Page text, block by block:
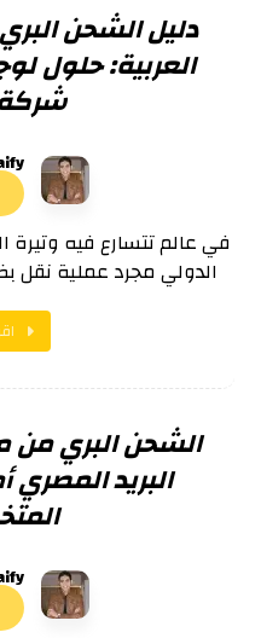
دليل الشحن
العربية: حلول
في عالم تتسارع فيه وتيرة
الدولي مجرد عملية نقل
الشحن البري
البريد